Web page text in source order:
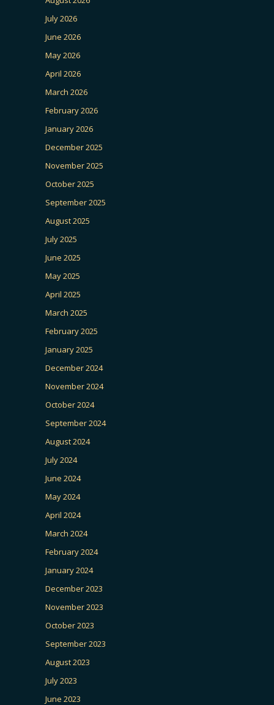
July 2026
June 2026
May 2026
April 2026
March 2026
February 2026
January 2026
December 2025
November 2025
October 2025
September 2025
August 2025
July 2025
June 2025
May 2025
April 2025
March 2025
February 2025
January 2025
December 2024
November 2024
October 2024
September 2024
August 2024
July 2024
June 2024
May 2024
April 2024
March 2024
February 2024
January 2024
December 2023
November 2023
October 2023
September 2023
August 2023
July 2023
June 2023